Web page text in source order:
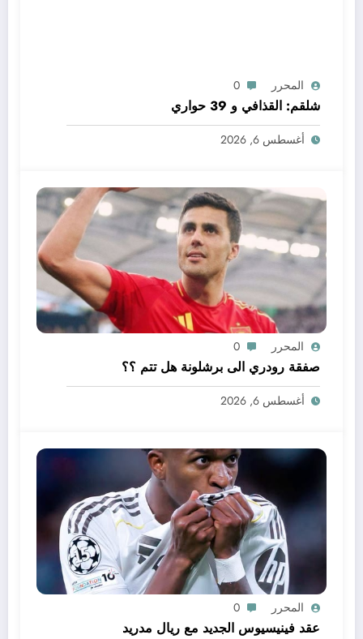
المحرر 0
شلقم: القذافي و 39 حواري
أغسطس 6, 2026
المحرر 0
صفقة رودري الى برشلونة هل تتم ؟؟
أغسطس 6, 2026
المحرر 0
عقد فينيسيوس الجديد مع ريال مدريد